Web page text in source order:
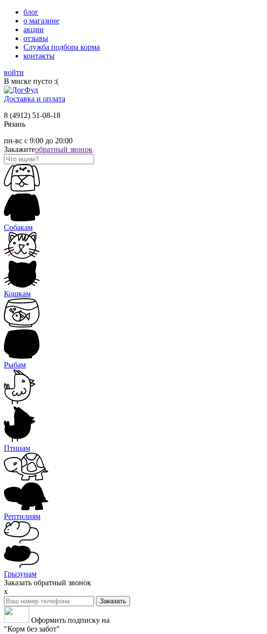
блог
о магазине
акции
отзывы
Служба подбора корма
контакты
войти
В миске пусто :(
Доставка и оплата
8 (4912) 51-08-18
Рязань
пн-вс с 9:00 до 20:00
Закажитеобратный звонок
Собакам
Кошкам
Рыбам
Птицам
Рептилиям
Грызунам
Заказать обратный звонок
x
Оформить подписку на
"Корм без забот"